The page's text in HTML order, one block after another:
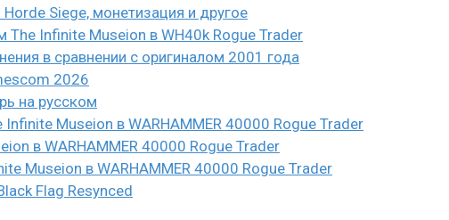
Siege, монетизация и другое
The Infinite Museion в WH40k Rogue Trader
в сравнении с оригиналом 2001 года
2026
на русском
Museion в WARHAMMER 40000 Rogue Trader
в WARHAMMER 40000 Rogue Trader
Museion в WARHAMMER 40000 Rogue Trader
Flag Resynced